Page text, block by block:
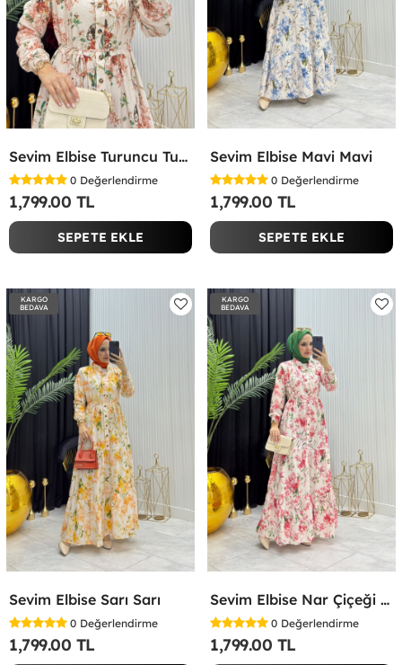
Sevim Elbise Turuncu Turuncu
0 Değerlendirme
1,799.00 TL
SEPETE EKLE
Sevim Elbise Mavi Mavi
0 Değerlendirme
1,799.00 TL
SEPETE EKLE
KARGO
BEDAVA
Sevim Elbise Sarı Sarı
0 Değerlendirme
1,799.00 TL
KARGO
BEDAVA
Sevim Elbise Nar Çiçeği Nar Çiçeği
0 Değerlendirme
1,799.00 TL